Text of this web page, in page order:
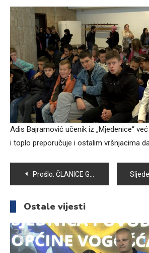
Adis Bajramović učenik iz „Mjedenice“
i toplo preporučuje i ostalim vršnjacima
Navigacija
članaka
Prošlo: ČLANICE GK OLIMP USPJEŠNE I NA TURNIRIMA U BEOGRADU I SOFIJI
Ostale vijesti